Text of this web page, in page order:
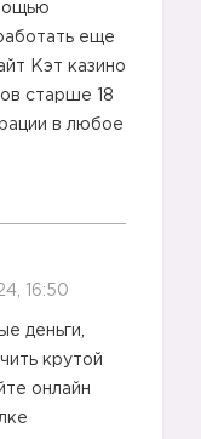
еще
Кэт казино
старше 18
в любое
16:50
деньги,
крутой
онлайн